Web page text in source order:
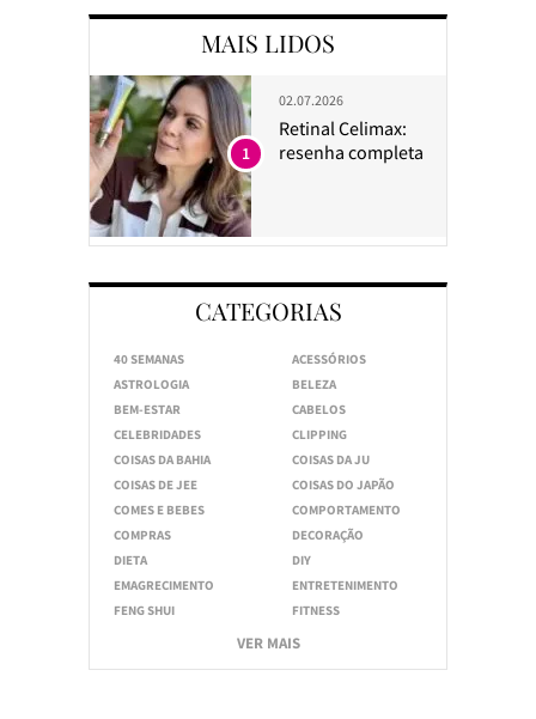
MAIS LIDOS
02.07.2026
Retinal Celimax:
resenha completa
1
CATEGORIAS
40 SEMANAS
ACESSÓRIOS
ASTROLOGIA
BELEZA
BEM-ESTAR
CABELOS
CELEBRIDADES
CLIPPING
COISAS DA BAHIA
COISAS DA JU
COISAS DE JEE
COISAS DO JAPÃO
COMES E BEBES
COMPORTAMENTO
COMPRAS
DECORAÇÃO
DIETA
DIY
EMAGRECIMENTO
ENTRETENIMENTO
FENG SHUI
FITNESS
VER MAIS